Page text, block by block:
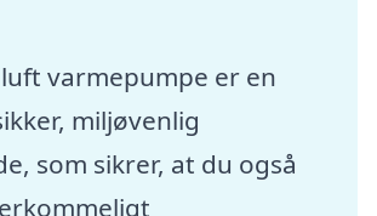
varmepumpe er en
miljøvenlig
som sikrer, at du også